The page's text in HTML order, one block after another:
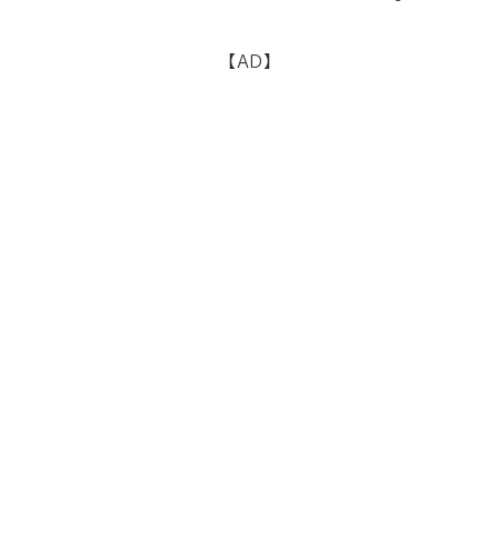
得たことでコンセプトを確立 去る２０
【AD】